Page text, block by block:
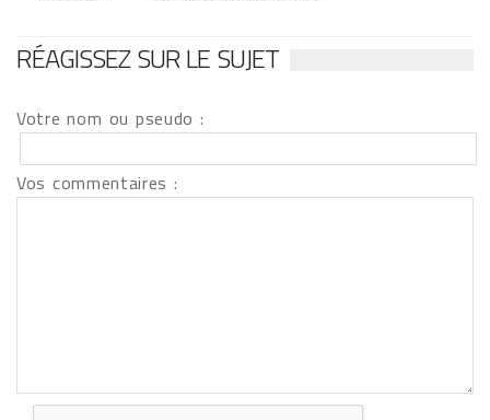
RÉAGISSEZ SUR LE SUJET
Votre nom ou pseudo :
Vos commentaires :